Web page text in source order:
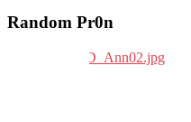
Random Pr0n